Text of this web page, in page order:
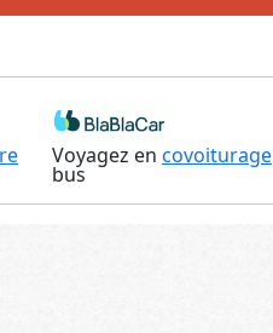
Voyagez en covoiturage
bus